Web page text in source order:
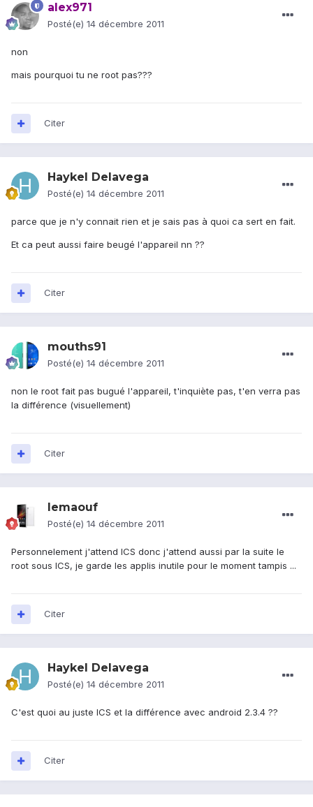
alex971
Posté(e) 14 décembre 2011
non
mais pourquoi tu ne root pas???
Citer
Haykel Delavega
Posté(e) 14 décembre 2011
parce que je n'y connait rien et je sais pas à quoi ca sert en fait.
Et ca peut aussi faire beugé l'appareil nn ??
Citer
mouths91
Posté(e) 14 décembre 2011
non le root fait pas bugué l'appareil, t'inquiète pas, t'en verra pas
la différence (visuellement)
Citer
lemaouf
Posté(e) 14 décembre 2011
Personnelement j'attend ICS donc j'attend aussi par la suite le
root sous ICS, je garde les applis inutile pour le moment tampis ...
Citer
Haykel Delavega
Posté(e) 14 décembre 2011
C'est quoi au juste ICS et la différence avec android 2.3.4 ??
Citer